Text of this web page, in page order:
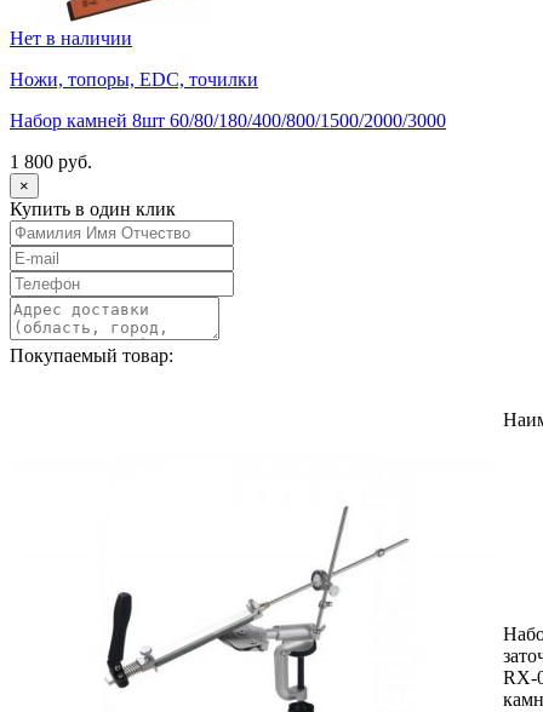
Нет в наличии
Ножи, топоры, EDC, точилки
Набор камней 8шт 60/80/180/400/800/1500/2000/3000
1 800 руб.
×
Купить в один клик
Покупаемый товар:
RX-